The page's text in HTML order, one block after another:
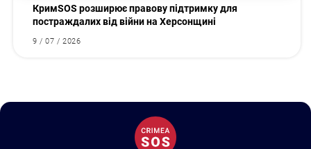
КримSOS розширює правову підтримку для
постраждалих від війни на Херсонщині
9 / 07 / 2026